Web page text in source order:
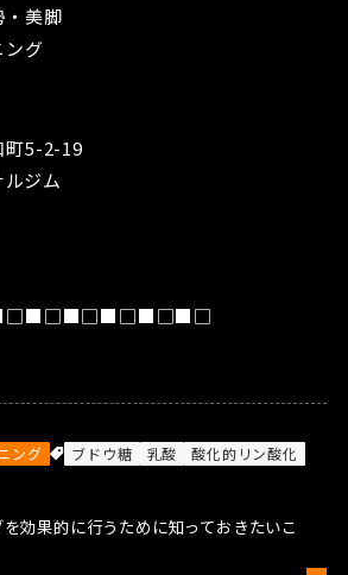
・美脚
ング
町5-2-19
ジム
ング ブドウ糖 乳酸 酸化的リン酸化
効果的に行うために知っておきたいこ